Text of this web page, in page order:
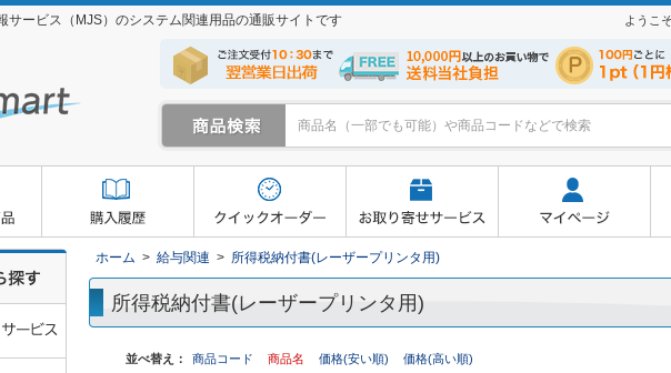
サービス（MJS）のシステム関連用品の通販サイトです ようこ
お取り寄せサービス マイページ よくあるご質問
ホーム > 給与関連 > 所得税納付書(レーザープリンタ用)
所得税納付書(レーザープリンタ用)
並べ替え： 商品コード 商品名 価格(安い順) 価格(高い順)